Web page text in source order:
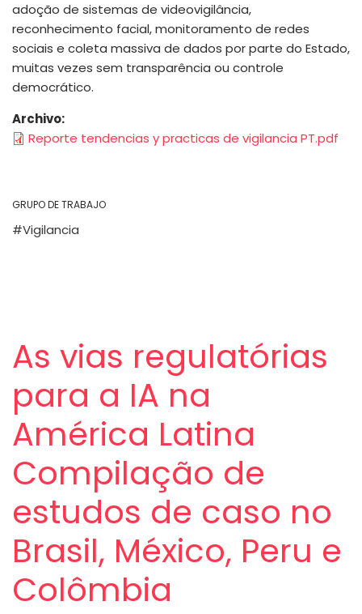
adoção de sistemas de videovigilância,
reconhecimento facial, monitoramento de redes
sociais e coleta massiva de dados por parte do Estado,
muitas vezes sem transparência ou controle
democrático.
Archivo
Reporte tendencias y practicas de vigilancia PT.pdf
GRUPO DE TRABAJO
Vigilancia
As vias regulatórias
para a IA na
América Latina
Compilação de
estudos de caso no
Brasil, México, Peru e
Colômbia